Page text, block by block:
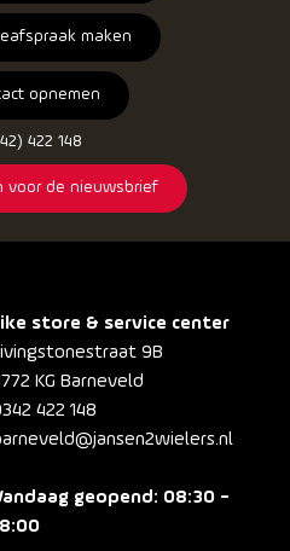
maken
opnemen
422 148
voor de nieuwsbrief
store & service center
9B
KG Barneveld
422 148
geopend: 08:30 -